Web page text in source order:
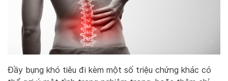
Đầy bụng khó tiêu đi kèm một số triệu chứng khác có